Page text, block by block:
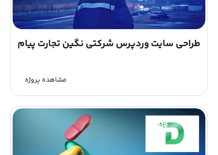
طراحی سایت وردپرس شرکتی نگین تجارت پیام
مشاهده پروژه